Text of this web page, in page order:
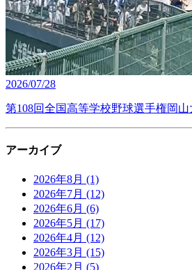
2026/07/28
第108回全国高等学校野球選手権岡
アーカイブ
2026年8月 (1)
2026年7月 (12)
2026年6月 (6)
2026年5月 (17)
2026年4月 (12)
2026年3月 (15)
2026年2月 (5)